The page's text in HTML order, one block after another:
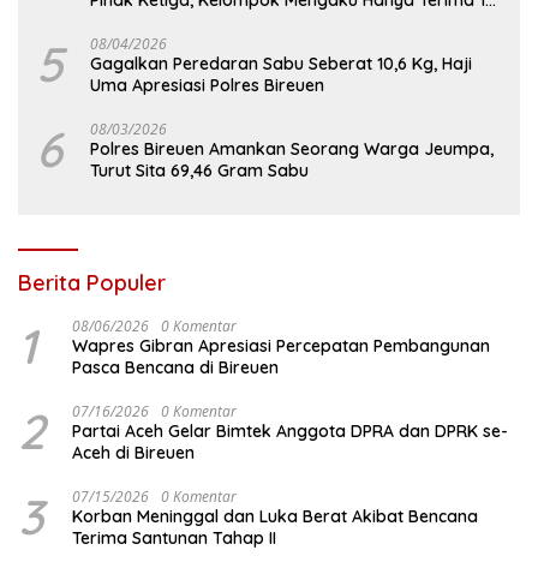
5 08/04/2026
Gagalkan Peredaran Sabu Seberat 10,6 Kg, Haji
Uma Apresiasi Polres Bireuen
6 08/03/2026
Polres Bireuen Amankan Seorang Warga Jeumpa,
Turut Sita 69,46 Gram Sabu
Berita Populer
1 08/06/2026 0 Komentar
Wapres Gibran Apresiasi Percepatan Pembangunan
Pasca Bencana di Bireuen
2 07/16/2026 0 Komentar
Partai Aceh Gelar Bimtek Anggota DPRA dan DPRK se-
Aceh di Bireuen
3 07/15/2026 0 Komentar
Korban Meninggal dan Luka Berat Akibat Bencana
Terima Santunan Tahap II